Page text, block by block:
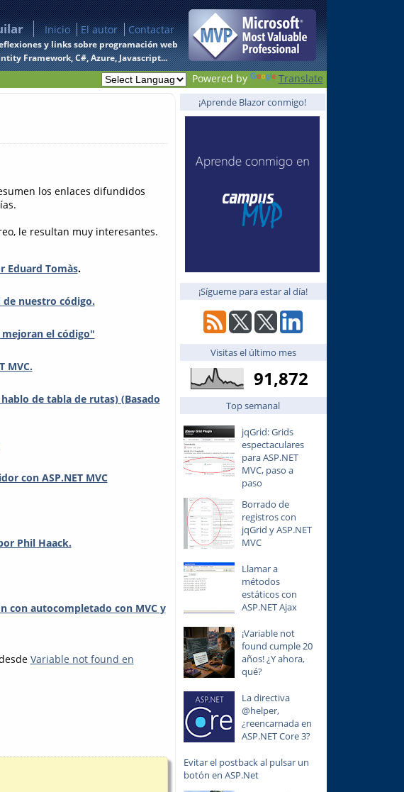
Inicio El autor Contactar
y links sobre programación web
Framework, C#, Azure, Javascript...
Powered by Translate
los enlaces difundidos
le resultan muy interesantes.
Eduard Tomàs.
nuestro código.
el código"
MVC.
de tabla de rutas) (Basado
con ASP.NET MVC
Phil Haack.
con autocompletado con MVC y
Variable not found en
¡Aprende Blazor conmigo!
¡Sígueme para estar al día!
Visitas el último mes
91,872
Top semanal
jqGrid: Grids
espectaculares
para ASP.NET
MVC, paso a
paso
Borrado de
registros con
jqGrid y ASP.NET
MVC
Llamar a
métodos
estáticos con
ASP.NET Ajax
¡Variable not
found cumple 20
años! ¿Y ahora,
qué?
La directiva
@helper,
¿reencarnada en
ASP.NET Core 3?
Evitar el postback al pulsar un
botón en ASP.Net